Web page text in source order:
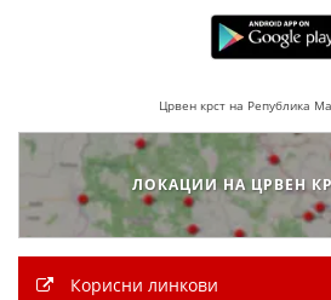
Црвен крст на Република
ЛОКАЦИИ НА ЦРВЕН
Корисни линкови